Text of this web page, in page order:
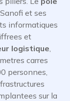
et ses
informatiques
et
logistique,
carres
personnes,
sur la